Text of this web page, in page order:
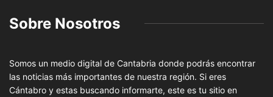
Sobre Nosotros
Somos un medio digital de Cantabria donde podrás encontrar
las noticias más importantes de nuestra región. Si eres
Cántabro y estas buscando informarte, este es tu sitio en